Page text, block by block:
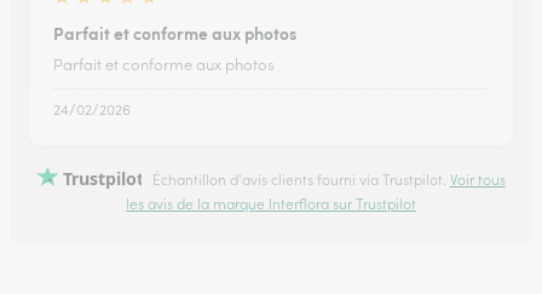
Parfait et conforme aux photos
Parfait et conforme aux photos
24/02/2026
Trustpilot Échantillon d'avis clients fourni via Trustpilot. Voir tous
les avis de la marque Interflora sur Trustpilot